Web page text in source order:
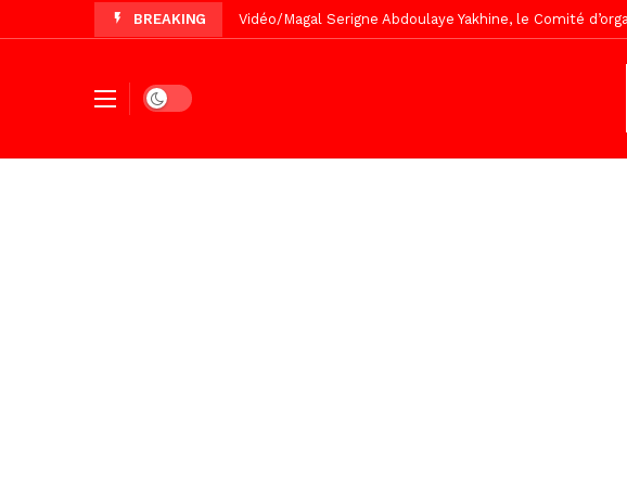
BREAKING Vidéo/Chérif Nehma Aïdara Diamaguène Nimzath
Recomposition politique : l’alternative sénégalaise ne
Vidéo/ Gamou de Keur Mame El Hadji, l’appel du Khalif
Vidéo/ Préparation Gamou 2026, Keur Mame El Hadji
Dark mode